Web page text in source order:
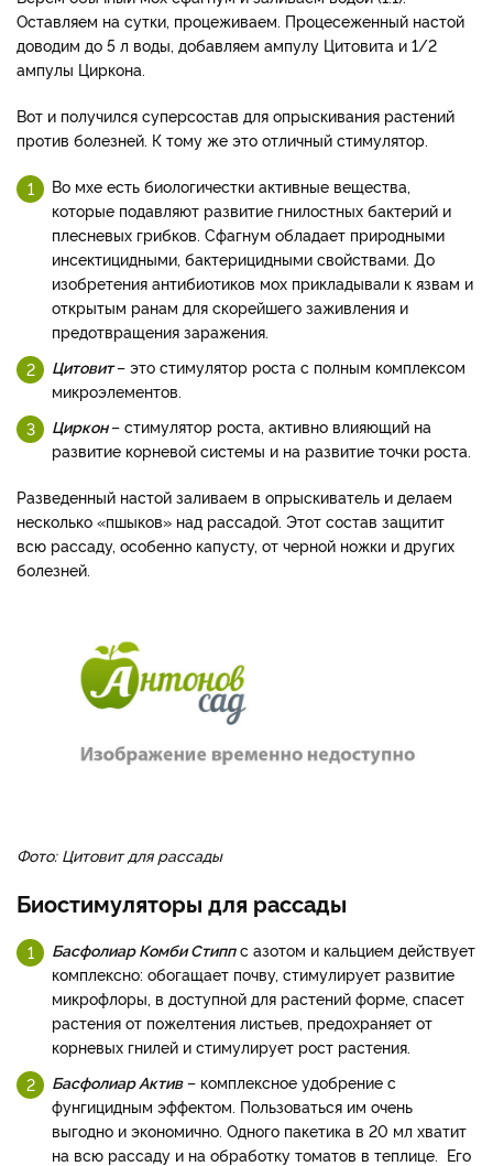
Оставляем на сутки, процеживаем. Процесеженный настой
доводим до 5 л воды, добавляем ампулу Цитовита и 1/2
ампулы Циркона.
Вот и получился суперсостав для опрыскивания растений
против болезней. К тому же это отличный стимулятор.
Во мхе есть биологичестки активные вещества,
которые подавляют развитие гнилостных бактерий и
плесневых грибков. Сфагнум обладает природными
инсектицидными, бактерицидными свойствами. До
изобретения антибиотиков мох прикладывали к язвам и
открытым ранам для скорейшего заживления и
предотвращения заражения.
Цитовит– это стимулятор роста с полным комплексом
микроэлементов.
Циркон– стимулятор роста, активно влияющий на
развитие корневой системы и на развитие точки роста.
Разведенный настой заливаем в опрыскиватель и делаем
несколько «пшыков» над рассадой. Этот состав защитит
всю рассаду, особенно капусту, от черной ножки и других
болезней.
Фото: Цитовит для рассады
Биостимуляторы для рассады
Басфолиар Комби Стиппс азотом и кальцием действует
комплексно: обогащает почву, стимулирует развитие
микрофлоры, в доступной для растений форме, спасет
растения от пожелтения листьев, предохраняет от
корневых гнилей и стимулирует рост растения.
Басфолиар Актив– комплексное удобрение с
фунгицидным эффектом. Пользоваться им очень
выгодно и экономично. Одного пакетика в 20 мл хватит
на всю рассаду и на обработку томатов в теплице. Его